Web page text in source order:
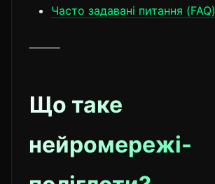
Часто задавані питання (FAQ)
⸻
Що таке
нейромережі-